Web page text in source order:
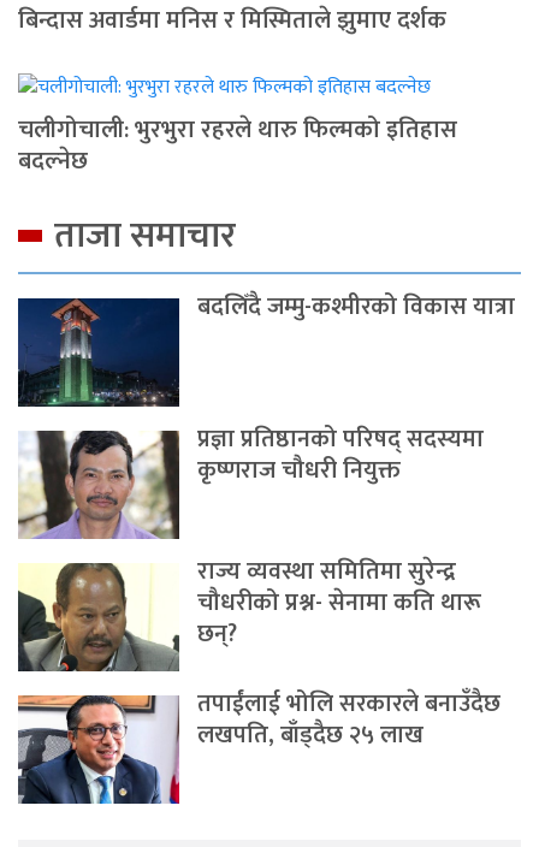
बिन्दास अवार्डमा मनिस र मिस्मिताले झुमाए दर्शक
चलीगोचाली: भुरभुरा रहरले थारु फिल्मको इतिहास
बदल्नेछ
ताजा समाचार
बदलिँदै जम्मु-कश्मीरको विकास यात्रा
प्रज्ञा प्रतिष्ठानको परिषद् सदस्यमा
कृष्णराज चौधरी नियुक्त
राज्य व्यवस्था समितिमा सुरेन्द्र
चौधरीको प्रश्न- सेनामा कति थारू
छन्?
तपाईंलाई भोलि सरकारले बनाउँदैछ
लखपति, बाँड्दैछ २५ लाख